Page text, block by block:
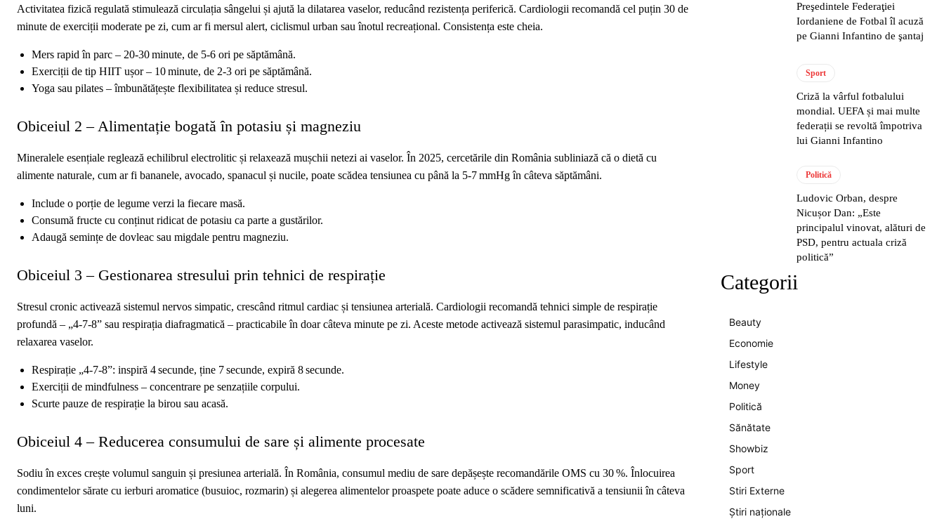
Activitatea fizică regulată stimulează circulația sângelui și ajută la dilatarea vaselor, reducând rezistența periferică. Cardiologii recomandă cel puțin 30 de
minute de exerciții moderate pe zi, cum ar fi mersul alert, ciclismul urban sau înotul recreațional. Consistența este cheia.
Mers rapid în parc – 20‑30 minute, de 5‑6 ori pe săptămână.
Exerciții de tip HIIT ușor – 10 minute, de 2‑3 ori pe săptămână.
Yoga sau pilates – îmbunătățește flexibilitatea și reduce stresul.
Obiceiul 2 – Alimentație bogată în potasiu și magneziu
Mineralele esențiale reglează echilibrul electrolitic și relaxează mușchii netezi ai vaselor. În 2025, cercetările din România subliniază că o dietă cu
alimente naturale, cum ar fi bananele, avocado, spanacul și nucile, poate scădea tensiunea cu până la 5‑7 mmHg în câteva săptămâni.
Include o porție de legume verzi la fiecare masă.
Consumă fructe cu conținut ridicat de potasiu ca parte a gustărilor.
Adaugă semințe de dovleac sau migdale pentru magneziu.
Obiceiul 3 – Gestionarea stresului prin tehnici de respirație
Stresul cronic activează sistemul nervos simpatic, crescând ritmul cardiac și tensiunea arterială. Cardiologii recomandă tehnici simple de respirație
profundă – „4‑7‑8” sau respirația diafragmatică – practicabile în doar câteva minute pe zi. Aceste metode activează sistemul parasimpatic, inducând
relaxarea vaselor.
Respirație „4‑7‑8”: inspiră 4 secunde, ține 7 secunde, expiră 8 secunde.
Exerciții de mindfulness – concentrare pe senzațiile corpului.
Scurte pauze de respirație la birou sau acasă.
Obiceiul 4 – Reducerea consumului de sare și alimente procesate
Sodiu în exces crește volumul sanguin și presiunea arterială. În România, consumul mediu de sare depășește recomandările OMS cu 30 %. Înlocuirea
condimentelor sărate cu ierburi aromatice (busuioc, rozmarin) și alegerea alimentelor proaspete poate aduce o scădere semnificativă a tensiunii în câteva
luni.
Preşedintele Federaţiei
Iordaniene de Fotbal îl acuză
pe Gianni Infantino de şantaj
Sport
Criză la vârful fotbalului
mondial. UEFA și mai multe
federații se revoltă împotriva
lui Gianni Infantino
Politică
Ludovic Orban, despre
Nicușor Dan: „Este
principalul vinovat, alături de
PSD, pentru actuala criză
politică”
Categorii
Beauty
Economie
Lifestyle
Money
Politică
Sănătate
Showbiz
Sport
Stiri Externe
Știri naționale